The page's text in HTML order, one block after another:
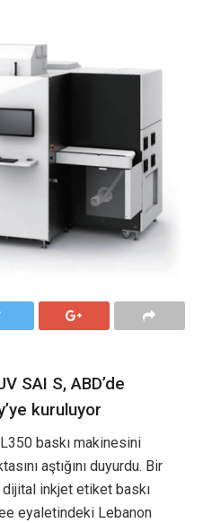
SAI S, ABD’de
kuruluyor
baskı makinesini
aştığını duyurdu. Bir
inkjet etiket baskı
eyaletindeki Lebanon